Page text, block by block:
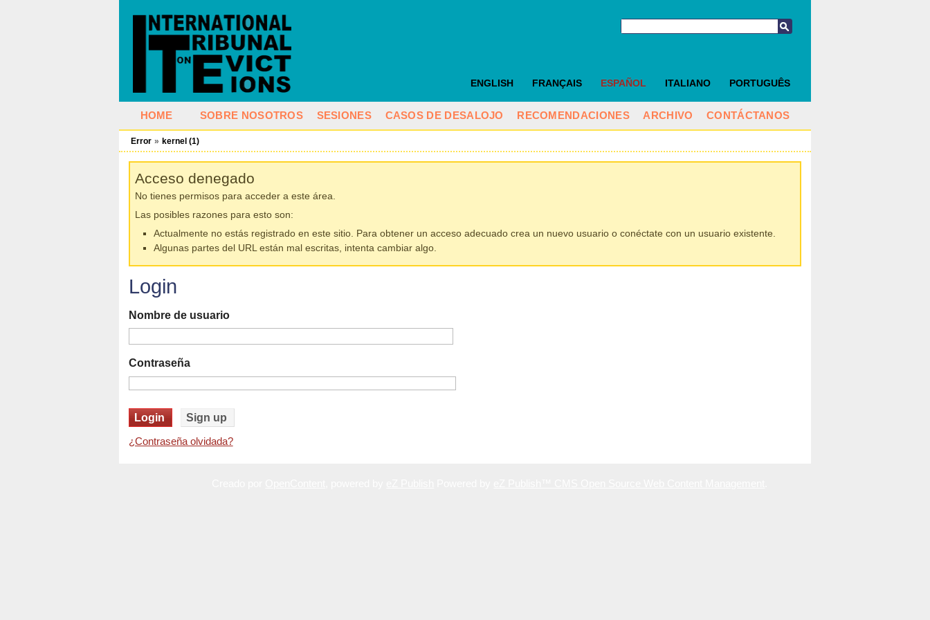
ENGLISH FRANÇAIS ESPAÑOL ITALIANO PORTUGUÊS
HOME SOBRE NOSOTROS SESIONES CASOS DE DESALOJO RECOMENDACIONES ARCHIVO CONTÁCTANOS
Error » kernel (1)
Acceso denegado
No tienes permisos para acceder a este área.
Las posibles razones para esto son:
Actualmente no estás registrado en este sitio. Para obtener un acceso adecuado crea un nuevo usuario o conéctate con un usuario existente.
Algunas partes del URL están mal escritas, intenta cambiar algo.
Login
Nombre de usuario
Contraseña
¿Contraseña olvidada?